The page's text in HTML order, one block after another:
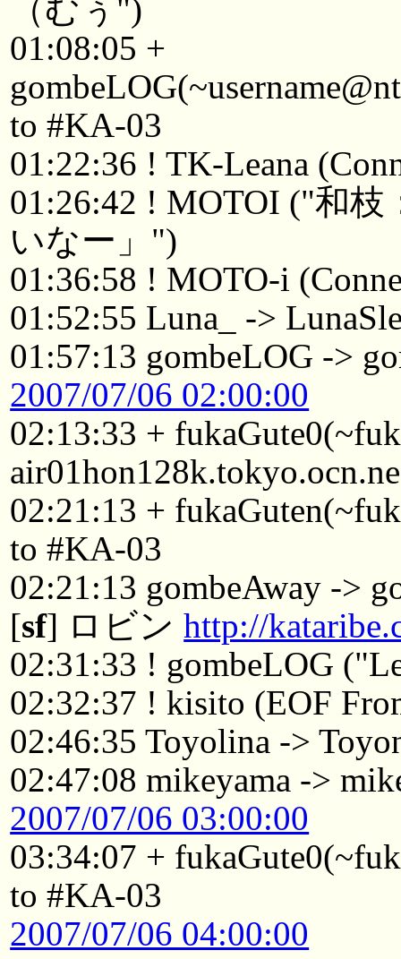
（むぅ")
01:08:05 +
to #KA-03
01:22:36 ! TK-Leana
01:26:42 ! MOTOI ("和
いなー」")
01:36:58 ! MOTO-i
01:52:55 Luna_ ->
01:57:13 gombeLOG ->
2007/07/06 02:00:00
02:13:33 +
02:21:13 +
to #KA-03
02:21:13 gombeAway ->
[sf] ロビンhttp://
02:31:33 ! gombeLOG
02:32:37 ! kisito (EOF
02:46:35 Toyolina ->
02:47:08 mikeyama ->
2007/07/06 03:00:00
03:34:07 +
to #KA-03
2007/07/06 04:00:00